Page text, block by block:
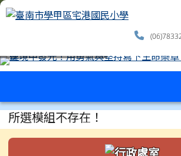
跳至主內容區
臺南市學甲區宅港國民小學
工具列
主內容區域
所選模組不存在！
左邊區域內容
頁尾區域